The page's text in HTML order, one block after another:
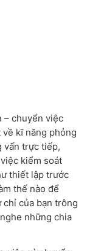
– chuyển việc
về kĩ năng phỏng
vấn trực tiếp,
kiểm soát
thiết lập trước
thế nào để
của bạn trông
những chia